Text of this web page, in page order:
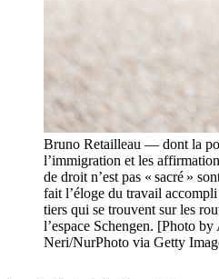
Bruno Retailleau — dont la
l’immigration et les
de droit n’est pas « sacré »
fait l’éloge du travail
tiers qui se trouvent sur les
l’espace Schengen. [Photo
Neri/NurPhoto via Getty